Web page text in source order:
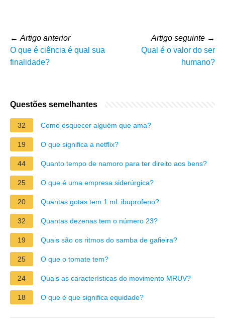
← Artigo anterior
O que é ciência é qual sua
finalidade?
Artigo seguinte →
Qual é o valor do ser
humano?
Questões semelhantes
32 Como esquecer alguém que ama?
19 O que significa a netflix?
44 Quanto tempo de namoro para ter direito aos bens?
25 O que é uma empresa siderúrgica?
20 Quantas gotas tem 1 mL ibuprofeno?
32 Quantas dezenas tem o número 23?
19 Quais são os ritmos do samba de gafieira?
25 O que o tomate tem?
24 Quais as características do movimento MRUV?
18 O que é que significa equidade?